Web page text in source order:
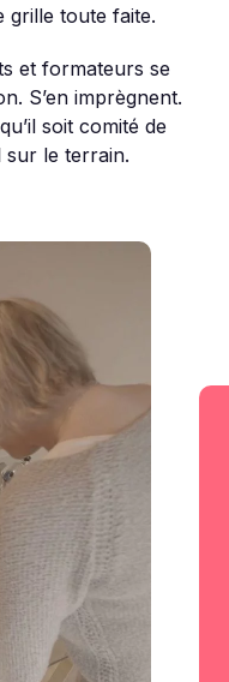
grille toute faite.
et formateurs se
S’en imprègnent.
soit comité de
le terrain.